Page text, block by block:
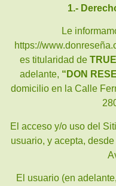
1.-
Le
https://
es titularidad de
adelante, “DON
domicilio en la Calle
El acceso y/o uso del
usuario, y acepta,
El usuario (en